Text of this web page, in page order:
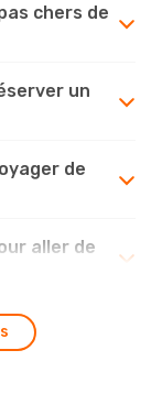
chers de
un
de
aller de